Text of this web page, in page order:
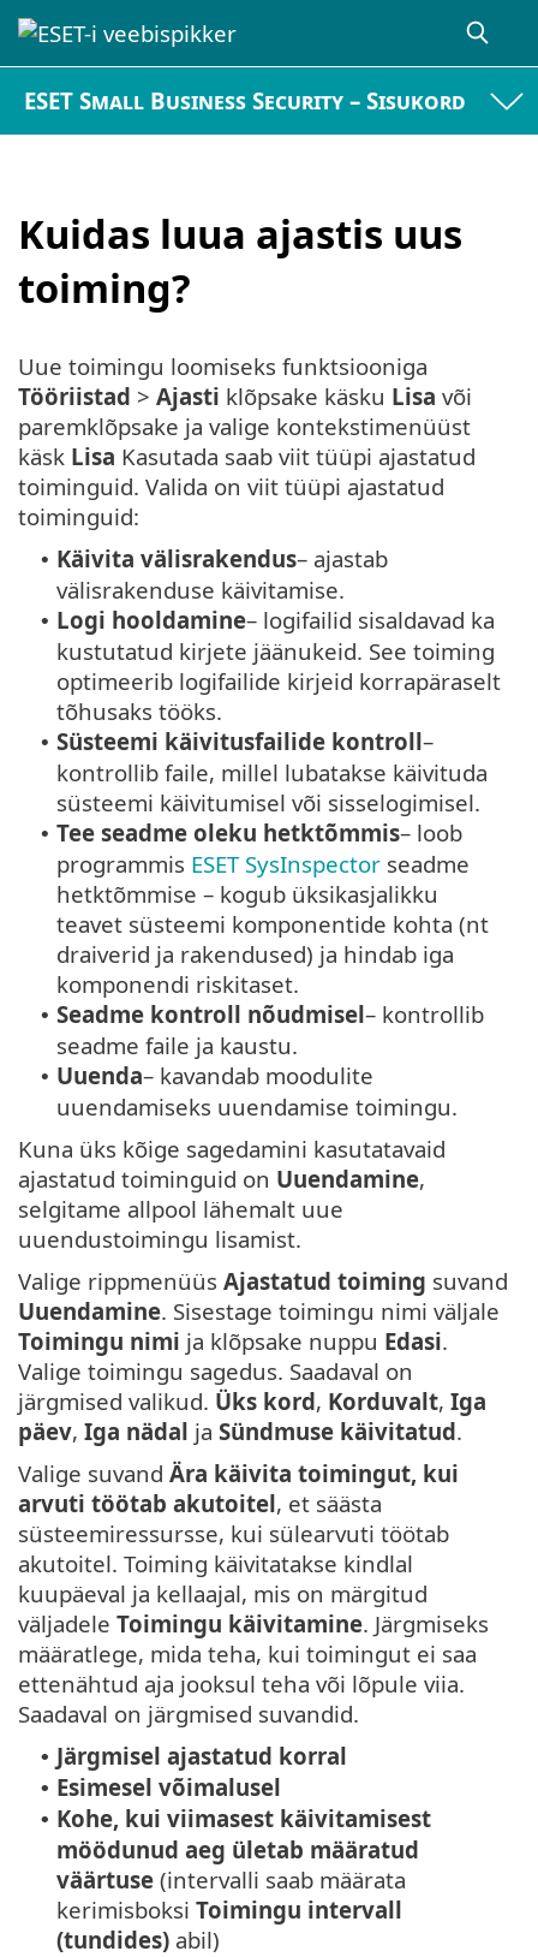
ESET Small Business Security – Sisukord
Kuidas luua ajastis uus
toiming?
Uue toimingu loomiseks funktsiooniga
Tööriistad > Ajasti klõpsake käsku Lisa või
paremklõpsake ja valige kontekstimenüüst
käsk Lisa Kasutada saab viit tüüpi ajastatud
toiminguid. Valida on viit tüüpi ajastatud
toiminguid:
• Käivita välisrakendus– ajastab
välisrakenduse käivitamise.
• Logi hooldamine– logifailid sisaldavad ka
kustutatud kirjete jäänukeid. See toiming
optimeerib logifailide kirjeid korrapäraselt
tõhusaks tööks.
• Süsteemi käivitusfailide kontroll–
kontrollib faile, millel lubatakse käivituda
süsteemi käivitumisel või sisselogimisel.
• Tee seadme oleku hetktõmmis– loob
programmis ESET SysInspector seadme
hetktõmmise – kogub üksikasjalikku
teavet süsteemi komponentide kohta (nt
draiverid ja rakendused) ja hindab iga
komponendi riskitaset.
• Seadme kontroll nõudmisel– kontrollib
seadme faile ja kaustu.
• Uuenda– kavandab moodulite
uuendamiseks uuendamise toimingu.
Kuna üks kõige sagedamini kasutatavaid
ajastatud toiminguid on Uuendamine,
selgitame allpool lähemalt uue
uuendustoimingu lisamist.
Valige rippmenüüs Ajastatud toiming suvand
Uuendamine. Sisestage toimingu nimi väljale
Toimingu nimi ja klõpsake nuppu Edasi.
Valige toimingu sagedus. Saadaval on
järgmised valikud. Üks kord, Korduvalt, Iga
päev, Iga nädal ja Sündmuse käivitatud.
Valige suvand Ära käivita toimingut, kui
arvuti töötab akutoitel, et säästa
süsteemiressursse, kui sülearvuti töötab
akutoitel. Toiming käivitatakse kindlal
kuupäeval ja kellaajal, mis on märgitud
väljadele Toimingu käivitamine. Järgmiseks
määratlege, mida teha, kui toimingut ei saa
ettenähtud aja jooksul teha või lõpule viia.
Saadaval on järgmised suvandid.
• Järgmisel ajastatud korral
• Esimesel võimalusel
• Kohe, kui viimasest käivitamisest
möödunud aeg ületab määratud
väärtuse (intervalli saab määrata
kerimisboksi Toimingu intervall
(tundides) abil)